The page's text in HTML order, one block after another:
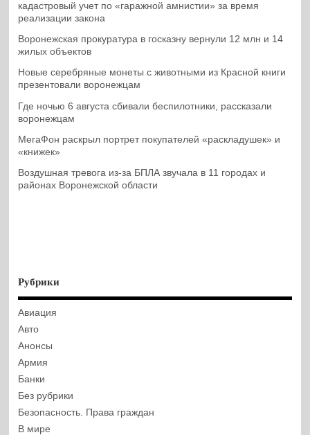
кадастровый учет по «гаражной амнистии» за время
реализации закона
Воронежская прокуратура в госказну вернули 12 млн и 14
жилых объектов
Новые серебряные монеты с животными из Красной книги
презентовали воронежцам
Где ночью 6 августа сбивали беспилотники, рассказали
воронежцам
МегаФон раскрыл портрет покупателей «раскладушек» и
«книжек»
Воздушная тревога из-за БПЛА звучала в 11 городах и
районах Воронежской области
Рубрики
Авиация
Авто
Анонсы
Армия
Банки
Без рубрики
Безопасность. Права граждан
В мире